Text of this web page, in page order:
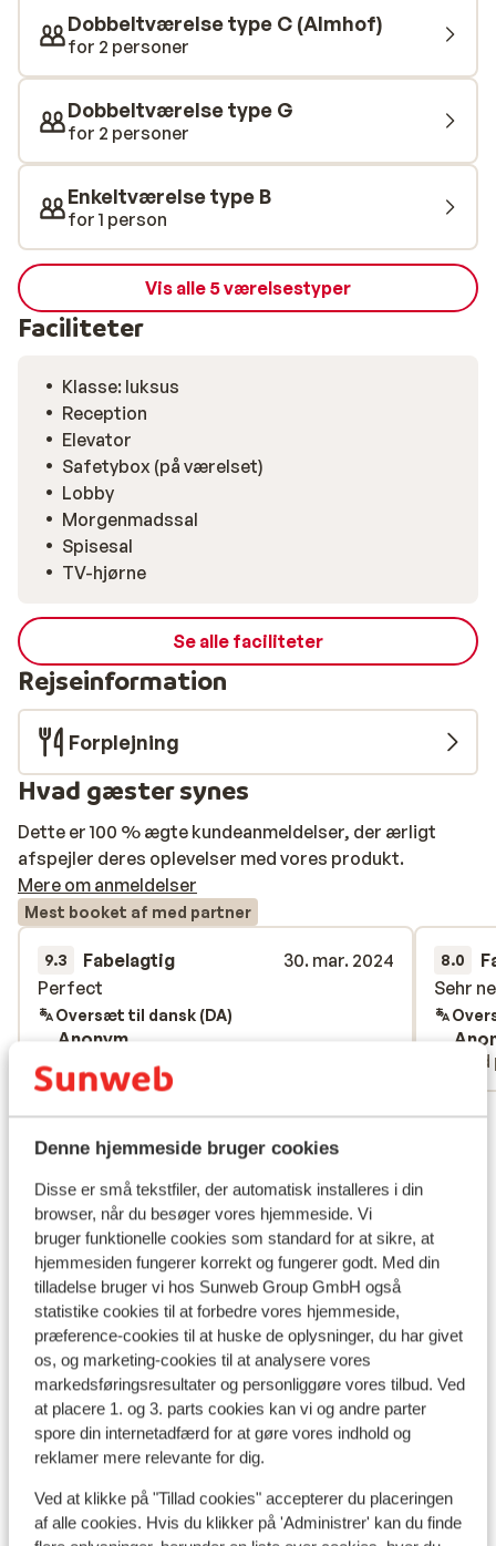
Denne hjemmeside bruger cookies
Disse er små tekstfiler, der automatisk installeres i din
browser, når du besøger vores hjemmeside. Vi
bruger funktionelle cookies som standard for at sikre, at
hjemmesiden fungerer korrekt og fungerer godt. Med din
tilladelse bruger vi hos Sunweb Group GmbH også
statistike cookies til at forbedre vores hjemmeside,
præference-cookies til at huske de oplysninger, du har givet
os, og marketing-cookies til at analysere vores
markedsføringsresultater og personliggøre vores tilbud. Ved
at placere 1. og 3. parts cookies kan vi og andre parter
spore din internetadfærd for at gøre vores indhold og
reklamer mere relevante for dig.
Ved at klikke på "Tillad cookies" accepterer du placeringen
af alle cookies. Hvis du klikker på 'Administrer' kan du finde
besøge fitnesslokalet eller tage en svømmetur i den
indendørs pool. Både morgen og aften kan du sætte
dig til rette i hotellets restaurant og nyde godt af
ved fremvisning af liftkort. Vi anbefaler Suites by
Almhof til par og familier, som gerne vil bo i lækre
omgivelser og have adgang til lækre wellnessfaciliteter
på deres skiferie.
Dobbeltværelse type C (Almhof)
for 2 personer
Dobbeltværelse type G
for 2 personer
Enkeltværelse type B
for 1 person
Vis alle 5 værelsestyper
Faciliteter
Klasse: luksus
Reception
Elevator
Safetybox (på værelset)
Lobby
Morgenmadssal
Spisesal
TV-hjørne
Se alle faciliteter
Rejseinformation
Forplejning
Hvad gæster synes
Dette er 100 % ægte kundeanmeldelser, der ærligt
afspejler deres oplevelser med vores produkt.
Mere om anmeldelser
Mest booket af med partner
9.3 Fabelagtig
30. mar. 2024
Perfect
Perfect
Oversæt til dansk (DA)
Anonym
Med partner
8.0
Sehr
Sehr
Se alle 2 anmeldelser
Lokation
Se på kort
I området
Afstand til centrum: ca. 100 meter
Afstand til lufthavn Innsbruck: ca. 110 kilometer
Afstand til togstation Landeck: ca. 40 kilometer
Afstand til langrendsløjpe ca. 400 meter